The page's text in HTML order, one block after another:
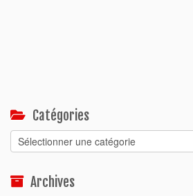
Catégories
Catégories
Archives